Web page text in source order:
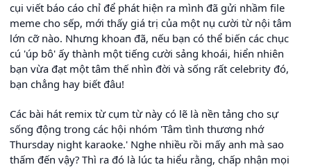
cụi viết báo cáo chỉ để phát hiện ra mình đã gửi nhầm file
meme cho sếp, mới thấy giá trị của một nụ cười từ nội tâm
lớn cỡ nào. Nhưng khoan đã, nếu bạn có thể biến các chục
cú 'úp bô' ấy thành một tiếng cười sảng khoái, hiển nhiên
bạn vừa đạt một tâm thế nhìn đời và sống rất celebrity đó,
bạn chẳng hay biết đâu!
Các bài hát remix từ cụm từ này có lẽ là nền tảng cho sự
sống động trong các hội nhóm 'Tâm tình thương nhớ
Thursday night karaoke.' Nghe nhiều rồi mấy anh mà sao
thấm đến vậy? Thì ra đó là lúc ta hiểu rằng, chấp nhận mọi